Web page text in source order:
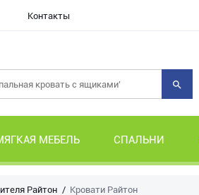
Контакты
МЕБЕЛЬ СПАЛЬНИ
Райтон Кровати Райтон